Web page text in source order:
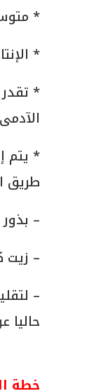
* متوسط
* الإنتاج
الآدمى ، 80%
طريق
– بذور
– زيت
–
حاليا عن 70 ألف
خطة